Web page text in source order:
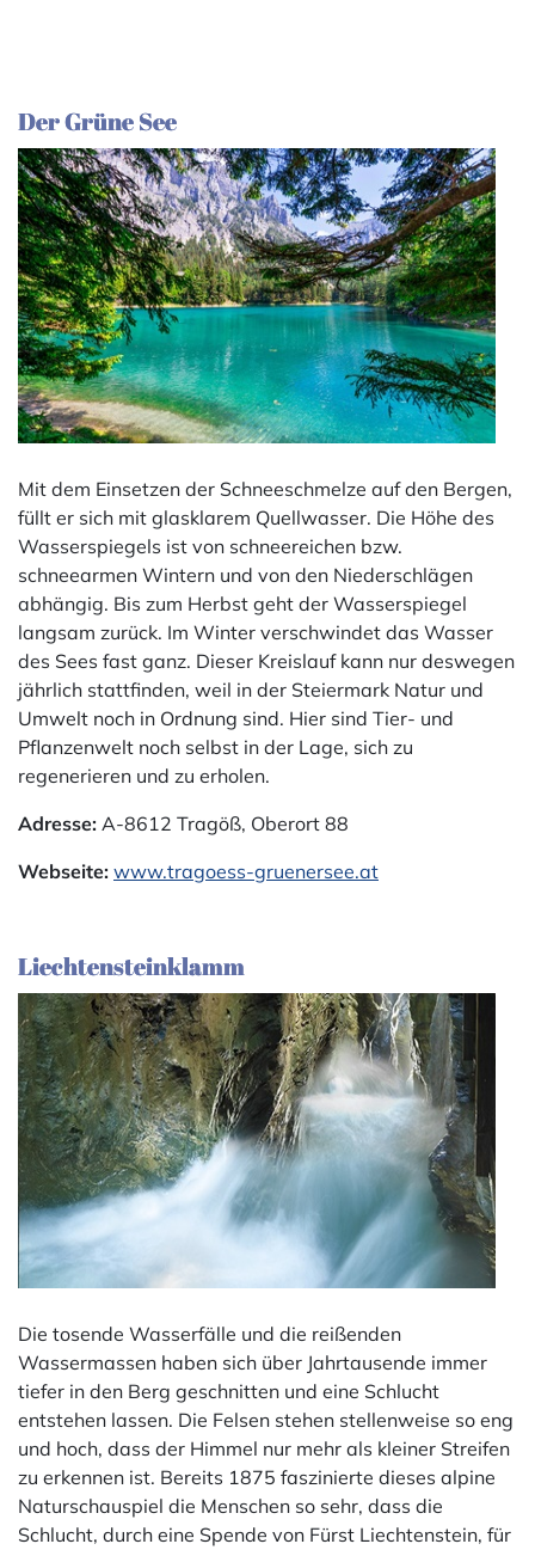
Der Grüne See
Mit dem Einsetzen der Schneeschmelze auf den Bergen,
füllt er sich mit glasklarem Quellwasser. Die Höhe des
Wasserspiegels ist von schneereichen bzw.
schneearmen Wintern und von den Niederschlägen
abhängig. Bis zum Herbst geht der Wasserspiegel
langsam zurück. Im Winter verschwindet das Wasser
des Sees fast ganz. Dieser Kreislauf kann nur deswegen
jährlich stattfinden, weil in der Steiermark Natur und
Umwelt noch in Ordnung sind. Hier sind Tier- und
Pflanzenwelt noch selbst in der Lage, sich zu
regenerieren und zu erholen.
Adresse: A-8612 Tragöß, Oberort 88
Webseite: www.tragoess-gruenersee.at
Liechtensteinklamm
Die tosende Wasserfälle und die reißenden
Wassermassen haben sich über Jahrtausende immer
tiefer in den Berg geschnitten und eine Schlucht
entstehen lassen. Die Felsen stehen stellenweise so eng
und hoch, dass der Himmel nur mehr als kleiner Streifen
zu erkennen ist. Bereits 1875 faszinierte dieses alpine
Naturschauspiel die Menschen so sehr, dass die
Schlucht, durch eine Spende von Fürst Liechtenstein, für